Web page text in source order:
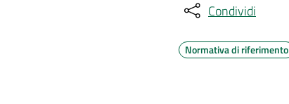
Condividi
Normativa di riferimento